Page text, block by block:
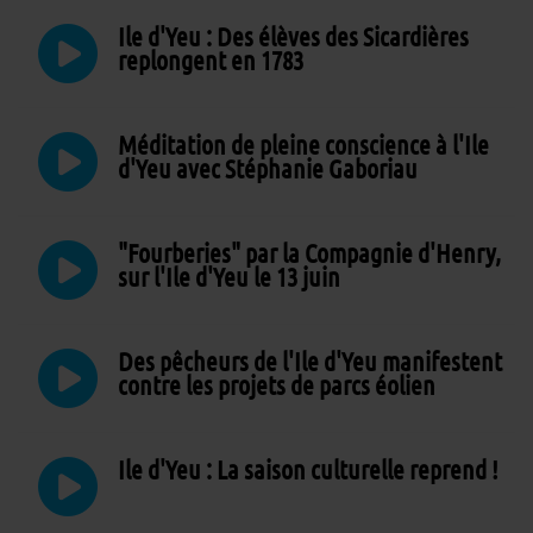
Ile d'Yeu : Des élèves des Sicardières
replongent en 1783
Méditation de pleine conscience à l'Ile
d'Yeu avec Stéphanie Gaboriau
"Fourberies" par la Compagnie d'Henry,
sur l'Ile d'Yeu le 13 juin
Des pêcheurs de l'Ile d'Yeu manifestent
contre les projets de parcs éolien
Ile d'Yeu : La saison culturelle reprend !